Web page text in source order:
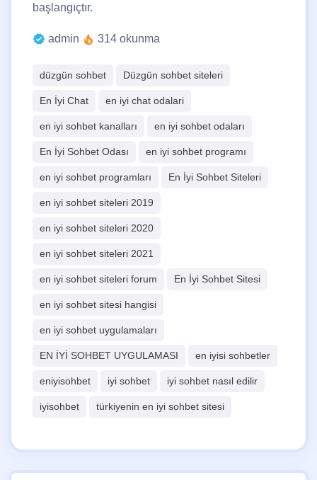
başlangıçtır.
admin 314 okunma
düzgün sohbet Düzgün sohbet siteleri
En İyi Chat en iyi chat odalari
en iyi sohbet kanalları en iyi sohbet odaları
En İyi Sohbet Odası en iyi sohbet programı
en iyi sohbet programları En İyi Sohbet Siteleri
en iyi sohbet siteleri 2019
en iyi sohbet siteleri 2020
en iyi sohbet siteleri 2021
en iyi sohbet siteleri forum En İyi Sohbet Sitesi
en iyi sohbet sitesi hangisi
en iyi sohbet uygulamaları
EN İYİ SOHBET UYGULAMASI en iyisi sohbetler
eniyisohbet iyi sohbet iyi sohbet nasıl edilir
iyisohbet türkiyenin en iyi sohbet sitesi